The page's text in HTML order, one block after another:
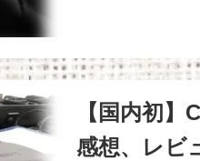
【国内初
感想、レビ